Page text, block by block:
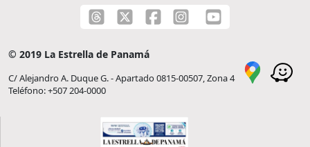
© 2019 La Estrella de Panamá
C/ Alejandro A. Duque G. - Apartado 0815-00507, Zona 4
Teléfono: +507 204-0000